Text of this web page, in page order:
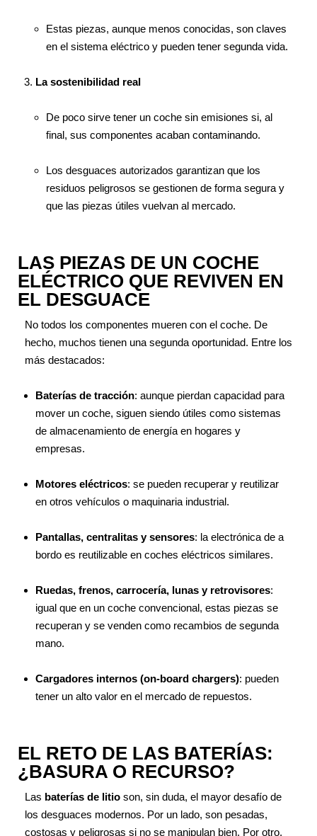
Estas piezas, aunque menos conocidas, son claves
en el sistema eléctrico y pueden tener segunda vida.
La sostenibilidad real
De poco sirve tener un coche sin emisiones si, al
final, sus componentes acaban contaminando.
Los desguaces autorizados garantizan que los
residuos peligrosos se gestionen de forma segura y
que las piezas útiles vuelvan al mercado.
LAS PIEZAS DE UN COCHE
ELÉCTRICO QUE REVIVEN EN
EL DESGUACE
No todos los componentes mueren con el coche. De
hecho, muchos tienen una segunda oportunidad. Entre los
más destacados:
Baterías de tracción: aunque pierdan capacidad para
mover un coche, siguen siendo útiles como sistemas
de almacenamiento de energía en hogares y
empresas.
Motores eléctricos: se pueden recuperar y reutilizar
en otros vehículos o maquinaria industrial.
Pantallas, centralitas y sensores: la electrónica de a
bordo es reutilizable en coches eléctricos similares.
Ruedas, frenos, carrocería, lunas y retrovisores:
igual que en un coche convencional, estas piezas se
recuperan y se venden como recambios de segunda
mano.
Cargadores internos (on-board chargers): pueden
tener un alto valor en el mercado de repuestos.
EL RETO DE LAS BATERÍAS:
¿BASURA O RECURSO?
Las baterías de litio son, sin duda, el mayor desafío de
los desguaces modernos. Por un lado, son pesadas,
costosas y peligrosas si no se manipulan bien. Por otro,